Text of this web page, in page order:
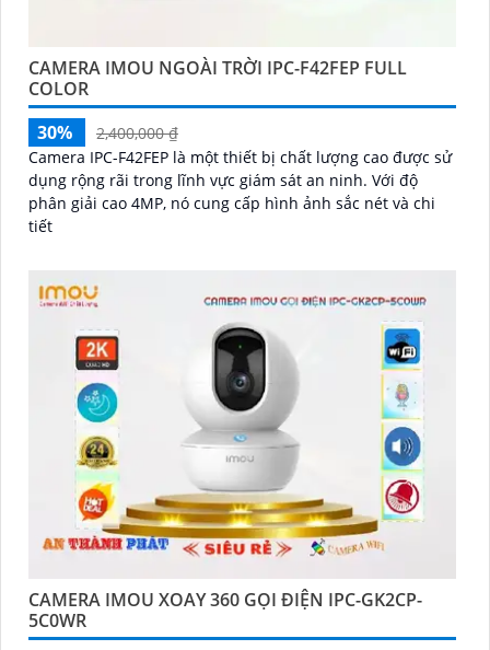
CAMERA IMOU NGOÀI TRỜI IPC-F42FEP FULL
COLOR
30%
2,400,000 ₫
Camera IPC-F42FEP là một thiết bị chất lượng cao được sử
dụng rộng rãi trong lĩnh vực giám sát an ninh. Với độ
phân giải cao 4MP, nó cung cấp hình ảnh sắc nét và chi
tiết
CAMERA IMOU XOAY 360 GỌI ĐIỆN IPC-GK2CP-
5C0WR